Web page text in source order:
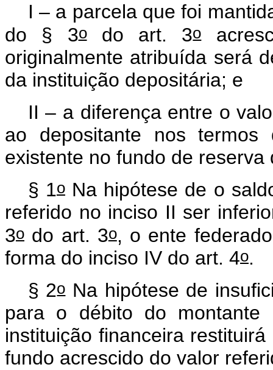
I – a parcela que foi
do § 3odo art. 3o
originalmente atribuída será
da instituição depositária; e
II – a diferença entre o
ao depositante nos
existente no fundo de reserva
§ 1oNa hipótese de o
referido no inciso II ser
3o do art. 3o, o ente
forma do inciso IV do art. 4o.
§ 2oNa hipótese de
para o débito do
instituição financeira
fundo acrescido do valor